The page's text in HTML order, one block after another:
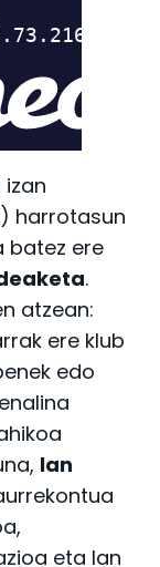
izan
harrotasun
batez ere
.
atzean:
ere klub
edo
lan
eta lan